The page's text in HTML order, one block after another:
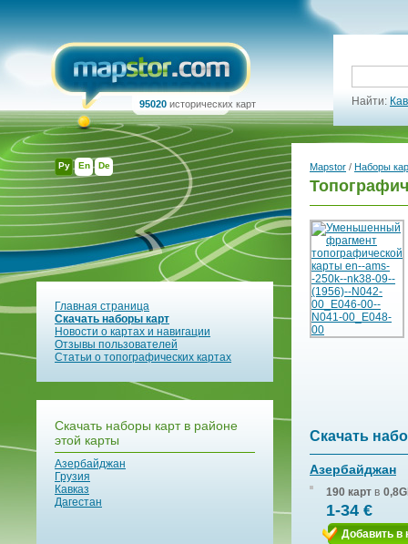
Ру En De
95020 исторических карт Найти:
Главная страница
Скачать наборы карт
Новости о картах и навигации
Отзывы пользователей
Статьи о топографических картах
Скачать наборы карт в районе
этой карты
Азербайджан
Грузия
Кавказ
Дагестан
Mapstor / Наборы
Скачать
Азербайджан
190 карт в
1-34 €
Добавить в